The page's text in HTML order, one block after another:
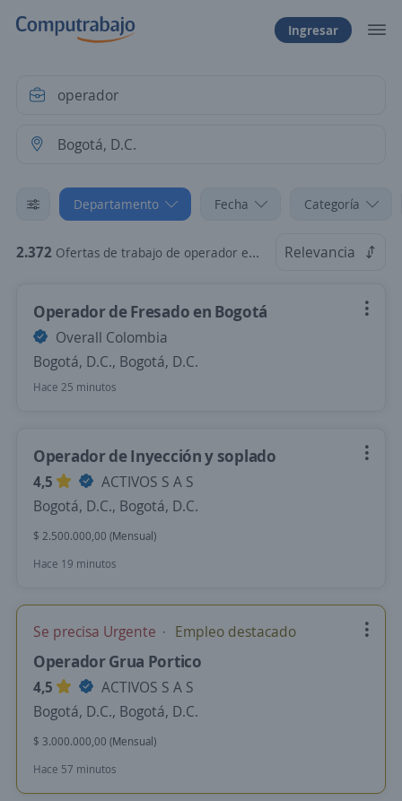
Ingresar
Departamento Fecha Categoría
2.372 Ofertas de trabajo de operador en Bogotá, D.C. Relevancia
Operador de Fresado en Bogotá
Overall Colombia
Bogotá, D.C., Bogotá, D.C.
Hace 25 minutos
Operador de Inyección y soplado
4,5
ACTIVOS S A S
Bogotá, D.C., Bogotá, D.C.
$ 2.500.000,00 (Mensual)
Hace 19 minutos
Se precisa Urgente Empleo destacado
Operador Grua Portico
4,5
ACTIVOS S A S
Bogotá, D.C., Bogotá, D.C.
$ 3.000.000,00 (Mensual)
Hace 57 minutos